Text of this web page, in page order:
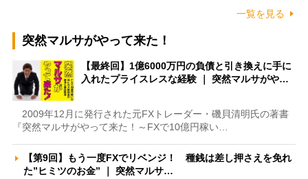
一覧を見る
突然マルサがやって来た！
【最終回】1億6000万円の負債と引き換えに手に
入れたプライスレスな経験 ｜ 突然マルサがや…
2009年12月に発行された元FXトレーダー・磯貝清明氏の著書
『突然マルサがやって来た！～FXで10億円稼い…
【第9回】もう一度FXでリベンジ！ 種銭は差し押さえを免れ
た”ヒミツのお金” ｜ 突然マルサ…